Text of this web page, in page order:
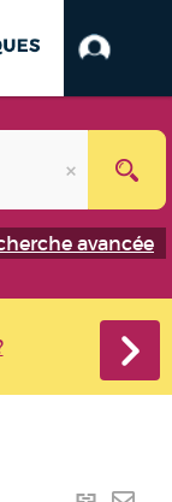
avancée
Lien